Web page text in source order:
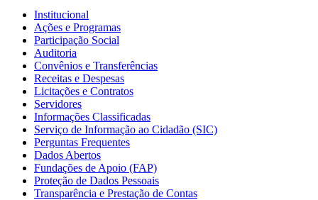
Institucional
Ações e Programas
Participação Social
Auditoria
Convênios e Transferências
Receitas e Despesas
Licitações e Contratos
Servidores
Informações Classificadas
Serviço de Informação ao Cidadão (SIC)
Perguntas Frequentes
Dados Abertos
Fundações de Apoio (FAP)
Proteção de Dados Pessoais
Transparência e Prestação de Contas